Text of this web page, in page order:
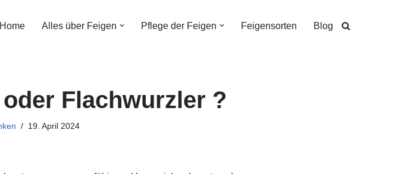
Home Alles über Feigen Pflege der Feigen Feigensorten Blog
Flachwurzler ?
19. April 2024